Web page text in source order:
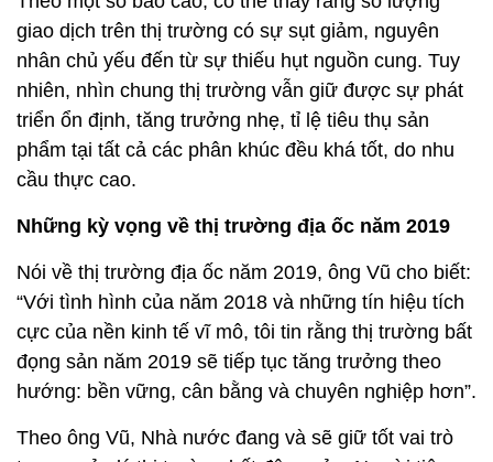
giao dịch trên thị trường có sự sụt giảm, nguyên
nhân chủ yếu đến từ sự thiếu hụt nguồn cung. Tuy
nhiên, nhìn chung thị trường vẫn giữ được sự phát
triển ổn định, tăng trưởng nhẹ, tỉ lệ tiêu thụ sản
phẩm tại tất cả các phân khúc đều khá tốt, do nhu
cầu thực cao.
Những kỳ vọng về thị trường địa ốc năm 2019
Nói về thị trường địa ốc năm 2019, ông Vũ cho biết:
“Với tình hình của năm 2018 và những tín hiệu tích
cực của nền kinh tế vĩ mô, tôi tin rằng thị trường bất
đọng sản năm 2019 sẽ tiếp tục tăng trưởng theo
hướng: bền vững, cân bằng và chuyên nghiệp hơn”.
Theo ông Vũ, Nhà nước đang và sẽ giữ tốt vai trò